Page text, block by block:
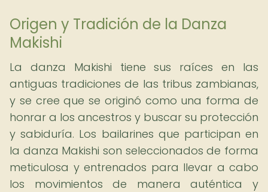
Origen y Tradición de la Danza
Makishi
La danza Makishi tiene sus raíces en las
antiguas tradiciones de las tribus zambianas,
y se cree que se originó como una forma de
honrar a los ancestros y buscar su protección
y sabiduría. Los bailarines que participan en
la danza Makishi son seleccionados de forma
meticulosa y entrenados para llevar a cabo
los movimientos de manera auténtica y